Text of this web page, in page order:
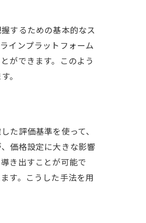
するための基本的なス
インプラットフォーム
ができます。このよう
。
た評価基準を使って、
価格設定に大きな影響
き出すことが可能で
す。こうした手法を用